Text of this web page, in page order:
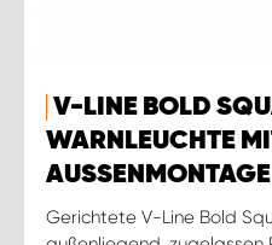
V-LINE BOLD
WARNLEUCHTE
Gerichtete V-Line Bold